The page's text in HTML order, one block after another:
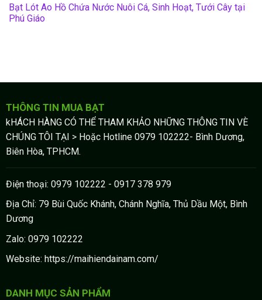
Bạt Lót Ao Hồ Chứa Nước Nuôi Cá, Sinh Hoạt, Tưới Cây tại
Phú Giáo
THÔNG TIN MUA BẠT
kHÁCH HÀNG CÓ THỂ THAM KHẢO NHỮNG THÔNG TIN VÈ
CHÚNG TÔI TẠI > Hoặc Hotline 0979 102222- Bình Dương,
Biên Hòa, TPHCM.
Điện thoại: 0979 102222 - 0917 378 979
Địa Chỉ: 79 Bùi Quốc Khánh, Chánh Nghĩa, Thủ Dầu Một, Bình
Dương
Zalo: 0979 102222
Website: https://maihiendainam.com/
DANH MỤC SẢN PHẨM